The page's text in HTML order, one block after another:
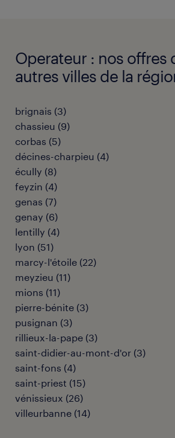
Operateur : nos offres
autres villes de la
brignais (3)
chassieu (9)
corbas (5)
décines-charpieu (4)
écully (8)
feyzin (4)
genas (7)
genay (6)
lentilly (4)
lyon (51)
marcy-l'étoile (22)
meyzieu (11)
mions (11)
pierre-bénite (3)
pusignan (3)
rillieux-la-pape (3)
saint-didier-au-mont-d'or (3)
saint-fons (4)
saint-priest (15)
vénissieux (26)
villeurbanne (14)